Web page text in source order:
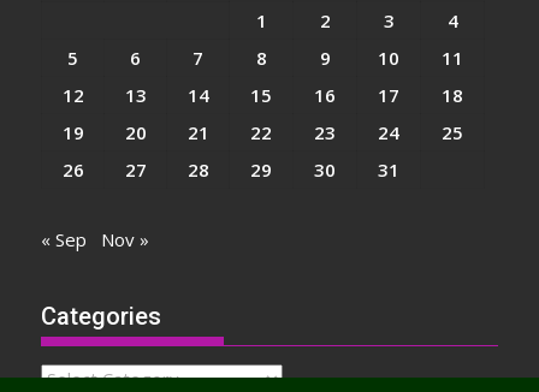
1
2 3
4
5
6 7 8 9 10
11
12
13 14 15 16 17
18
19
20 21 22 23 24
25
26
27 28 29 30 31
« Sep Nov »
Categories
Categories